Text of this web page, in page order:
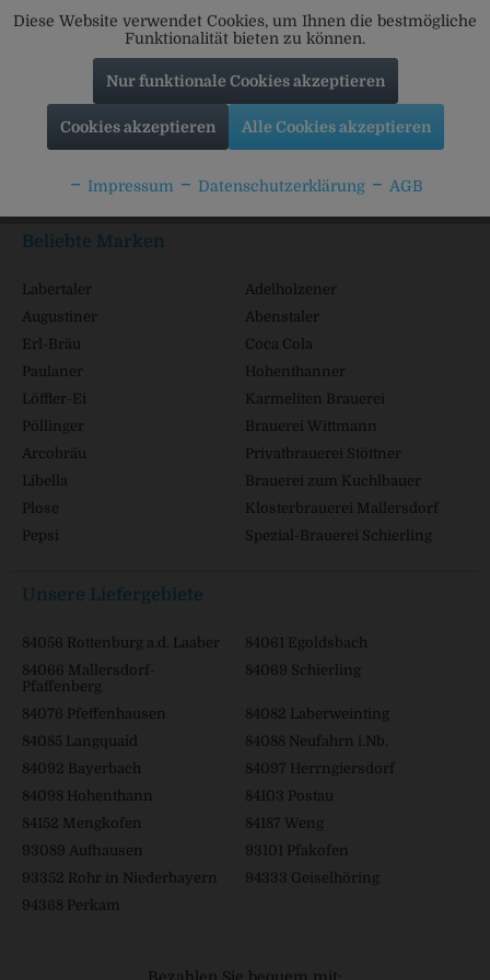
Service Hotline
Shop Service
Informationen
Beliebte Marken
Labertaler
Adelholzener
Augustiner
Abenstaler
Erl-Bräu
Coca Cola
Paulaner
Hohenthanner
Löffler-Ei
Karmeliten Brauerei
Pöllinger
Brauerei Wittmann
Arcobräu
Privatbrauerei Stöttner
Libella
Brauerei zum Kuchlbauer
Plose
Klosterbrauerei Mallersdorf
Pepsi
Spezial-Brauerei Schierling
Unsere Liefergebiete
84056 Rottenburg a.d. Laaber
84061 Egoldsbach
84066 Mallersdorf-
Pfaffenberg
84069 Schierling
84076 Pfeffenhausen
84082 Laberweinting
84085 Langquaid
84088 Neufahrn i.Nb.
84092 Bayerbach
84097 Herrngiersdorf
84098 Hohenthann
84103 Postau
84152 Mengkofen
84187 Weng
93089 Aufhausen
93101 Pfakofen
93352 Rohr in Niederbayern
94333 Geiselhöring
94368 Perkam
Bezahlen Sie bequem mit:
Diese Website verwendet Cookies, um Ihnen die bestmögliche
Funktionalität bieten zu können.
Nur funktionale Cookies akzeptieren
Cookies akzeptieren Alle Cookies akzeptieren
Impressum Datenschutzerklärung AGB